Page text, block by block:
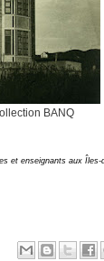
BANQ
et enseignants aux